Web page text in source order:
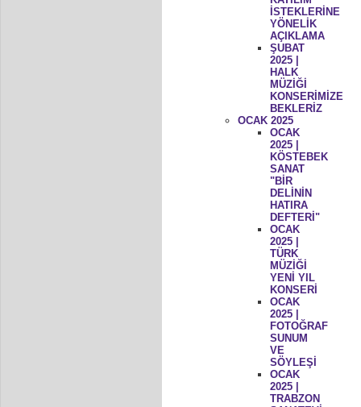
İSTEKLERİNE
YÖNELİK
AÇIKLAMA
ŞUBAT
2025 |
HALK
MÜZİĞİ
KONSERİMİZE
BEKLERİZ
OCAK 2025
OCAK
2025 |
KÖSTEBEK
SANAT
"BİR
DELİNİN
HATIRA
DEFTERİ"
OCAK
2025 |
TÜRK
MÜZİĞİ
YENİ YIL
KONSERİ
OCAK
2025 |
FOTOĞRAF
SUNUM
VE
SÖYLEŞİ
OCAK
2025 |
TRABZON